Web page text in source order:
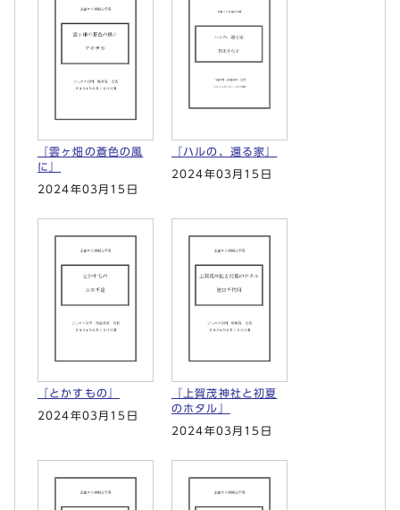
『雲ヶ畑の蒼色の風
に』
2024年03月15日
『ハルの、還る家』
2024年03月15日
『とかすもの』
2024年03月15日
『上賀茂神社と初夏
のホタル』
2024年03月15日